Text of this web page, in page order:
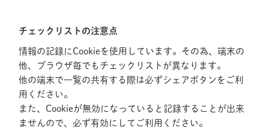
チェックリストの注意点
情報の記録にCookieを使用しています。その為、端末の
他、ブラウザ毎でもチェックリストが異なります。
他の端末で一覧の共有する際は必ずシェアボタンをご利
用ください。
また、Cookieが無効になっていると記録することが出来
ませんので、必ず有効にしてご利用ください。